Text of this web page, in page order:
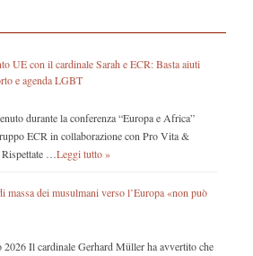
UE con il cardinale Sarah e ECR: Basta aiuti
e agenda LGBT
durante la conferenza “Europa e Africa”
ECR in collaborazione con Pro Vita &
… Leggi tutto »
dei musulmani verso l’Europa «non può
Il cardinale Gerhard Müller ha avvertito che